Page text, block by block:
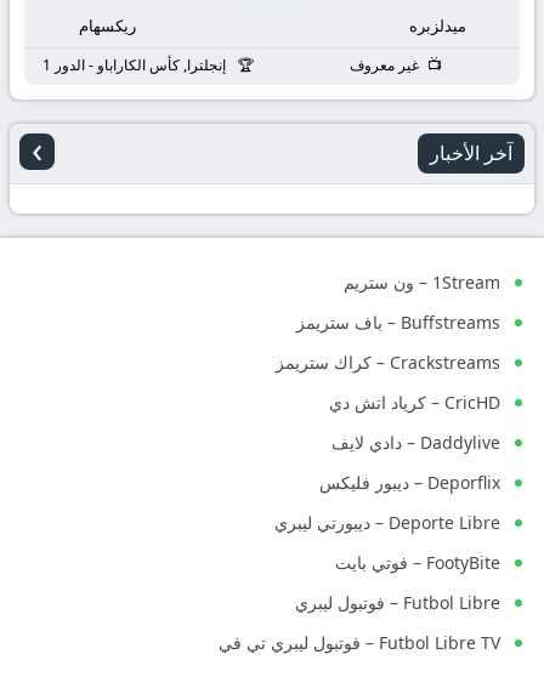
ميدلزبره ريكسهام
غير معروف إنجلترا, كأس الكاراباو - الدور 1
آخر الأخبار ›
1Stream – ون ستريم
Buffstreams – باف ستريمز
Crackstreams – كراك ستريمز
CricHD – كرياد اتش دي
Daddylive – دادي لايف
Deporflix – ديبور فليكس
Deporte Libre – ديبورتي ليبري
FootyBite – فوتي بايت
Futbol Libre – فوتبول ليبري
Futbol Libre TV – فوتبول ليبري تي في